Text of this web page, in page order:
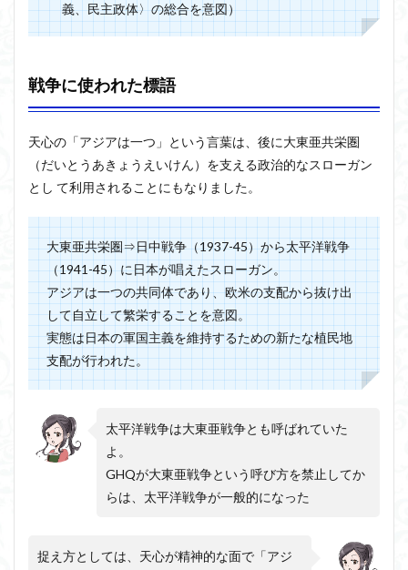
義、民主政体〉の総合を意図）
戦争に使われた標語
天心の「アジアは一つ」という言葉は、後に大東亜共栄圏
（だいとうあきょうえいけん）を支える政治的なスローガン
とし て利用されることにもなりました。
大東亜共栄圏⇒日中戦争（1937-45）から太平洋戦争
（1941-45）に日本が唱えたスローガン。
アジアは一つの共同体であり、欧米の支配から抜け出
して自立して繁栄することを意図。
実態は日本の軍国主義を維持するための新たな植民地
支配が行われた。
太平洋戦争は大東亜戦争とも呼ばれていた
よ。
GHQが大東亜戦争という呼び方を禁止してか
らは、太平洋戦争が一般的になった
捉え方としては、天心が精神的な面で「アジ